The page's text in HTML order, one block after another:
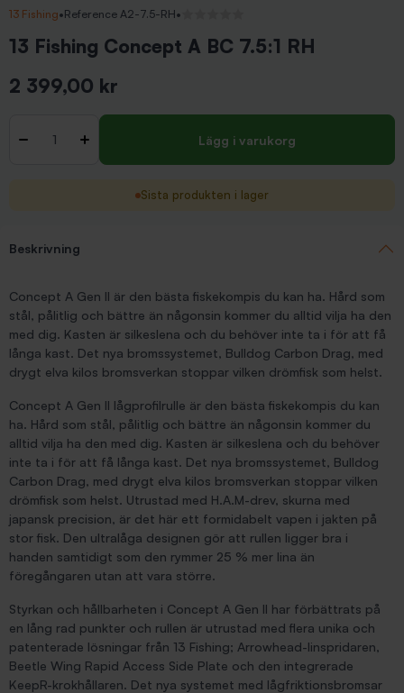
13 Fishing•Reference A2-7.5-RH•
13 Fishing Concept A BC 7.5:1 RH
2 399,00 kr
- + Lägg i varukorg
Sista produkten i lager
Beskrivning
Concept A Gen II är den bästa fiskekompis du kan ha. Hård som
stål, pålitlig och bättre än någonsin kommer du alltid vilja ha den
med dig. Kasten är silkeslena och du behöver inte ta i för att få
långa kast. Det nya bromssystemet, Bulldog Carbon Drag, med
drygt elva kilos bromsverkan stoppar vilken drömfisk som helst.
Concept A Gen II lågprofilrulle är den bästa fiskekompis du kan
ha. Hård som stål, pålitlig och bättre än någonsin kommer du
alltid vilja ha den med dig. Kasten är silkeslena och du behöver
inte ta i för att få långa kast. Det nya bromssystemet, Bulldog
Carbon Drag, med drygt elva kilos bromsverkan stoppar vilken
drömfisk som helst. Utrustad med H.A.M-drev, skurna med
japansk precision, är det här ett formidabelt vapen i jakten på
stor fisk. Den ultralåga designen gör att rullen ligger bra i
handen samtidigt som den rymmer 25 % mer lina än
föregångaren utan att vara större.
Styrkan och hållbarheten i Concept A Gen II har förbättrats på
en lång rad punkter och rullen är utrustad med flera unika och
patenterade lösningar från 13 Fishing; Arrowhead-linspridaren,
Beetle Wing Rapid Access Side Plate och den integrerade
KeepR-krokhållaren. Det nya systemet med lågfriktionsbromsar